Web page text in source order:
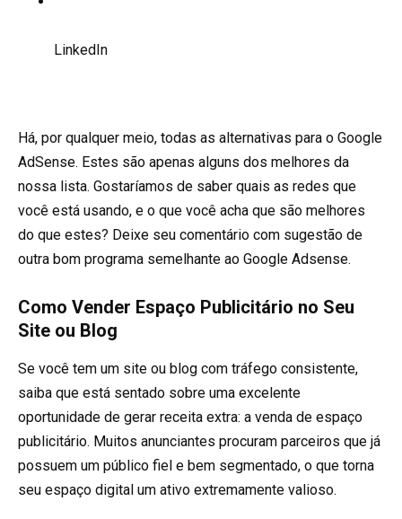
LinkedIn
Há, por qualquer meio, todas as alternativas para o Google
AdSense. Estes são apenas alguns dos melhores da
nossa lista. Gostaríamos de saber quais as redes que
você está usando, e o que você acha que são melhores
do que estes? Deixe seu comentário com sugestão de
outra bom programa semelhante ao Google Adsense.
Como Vender Espaço Publicitário no Seu
Site ou Blog
Se você tem um site ou blog com tráfego consistente,
saiba que está sentado sobre uma excelente
oportunidade de gerar receita extra: a venda de espaço
publicitário. Muitos anunciantes procuram parceiros que já
possuem um público fiel e bem segmentado, o que torna
seu espaço digital um ativo extremamente valioso.